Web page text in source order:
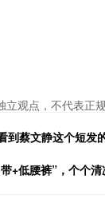
立观点，不代表正
蔡文静这个短发
+低腰裤”，个个